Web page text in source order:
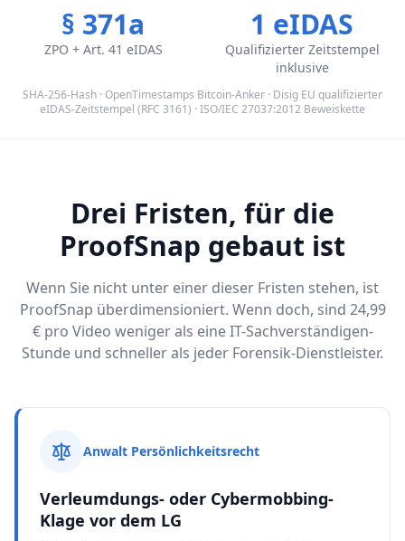
§ 371a
ZPO + Art. 41 eIDAS
1 eIDAS
Qualifizierter Zeitstempel
inklusive
SHA-256-Hash · OpenTimestamps Bitcoin-Anker · Disig EU qualifizierter
eIDAS-Zeitstempel (RFC 3161) · ISO/IEC 27037:2012 Beweiskette
Drei Fristen, für die
ProofSnap gebaut ist
Wenn Sie nicht unter einer dieser Fristen stehen, ist
ProofSnap überdimensioniert. Wenn doch, sind 24,99
€ pro Video weniger als eine IT-Sachverständigen-
Stunde und schneller als jeder Forensik-Dienstleister.
Anwalt Persönlichkeitsrecht
Verleumdungs- oder Cybermobbing-
Klage vor dem LG